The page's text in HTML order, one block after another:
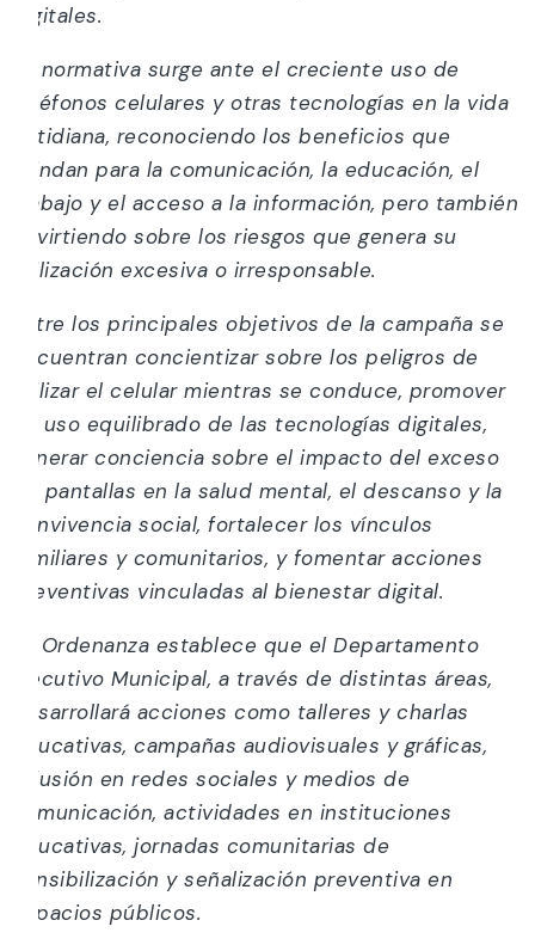
digitales.
La normativa surge ante el creciente uso de
teléfonos celulares y otras tecnologías en la vida
cotidiana, reconociendo los beneficios que
brindan para la comunicación, la educación, el
trabajo y el acceso a la información, pero también
advirtiendo sobre los riesgos que genera su
utilización excesiva o irresponsable.
Entre los principales objetivos de la campaña se
encuentran concientizar sobre los peligros de
utilizar el celular mientras se conduce, promover
un uso equilibrado de las tecnologías digitales,
generar conciencia sobre el impacto del exceso
de pantallas en la salud mental, el descanso y la
convivencia social, fortalecer los vínculos
familiares y comunitarios, y fomentar acciones
preventivas vinculadas al bienestar digital.
La Ordenanza establece que el Departamento
Ejecutivo Municipal, a través de distintas áreas,
desarrollará acciones como talleres y charlas
educativas, campañas audiovisuales y gráficas,
difusión en redes sociales y medios de
comunicación, actividades en instituciones
educativas, jornadas comunitarias de
sensibilización y señalización preventiva en
espacios públicos.